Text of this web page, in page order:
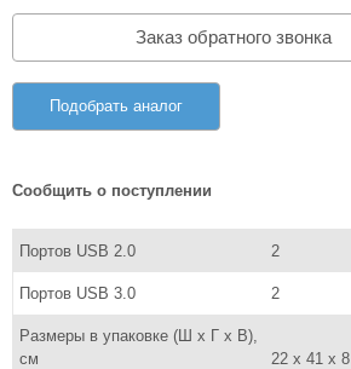
Заказ обратного звонка
Подобрать аналог
Сообщить о поступлении
Портов USB 2.0 2
Портов USB 3.0 2
Размеры в упаковке (Ш x Г x В),
см
22 x 41 x 8